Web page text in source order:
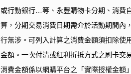
或行動銀行…等、永豐購物卡分期、消費
算，分期交易消費日期需介於活動期間內
行無涉。可列入計算之消費金額須扣除使
金額。一次付清或紅利折抵方式之刷卡交
消費金額係以網購平台之「實際授權金額